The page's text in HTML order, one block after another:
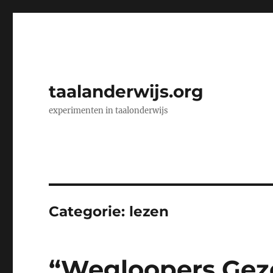
taalanderwijs.org
experimenten in taalonderwijs
Categorie: lezen